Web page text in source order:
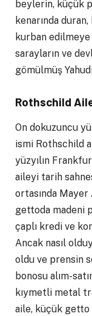
beylerin, küçük
kenarında
kurban
sarayların ve
gömülmüş
Rothschild
On dokuzuncu
ismi Rothschild
yüzyılın
aileyi tarih
ortasında
gettoda madeni
çaplı kredi ve
Ancak nasıl
oldu ve prensin
bonosu alım-
kıymetli metal
aile, küçük getto